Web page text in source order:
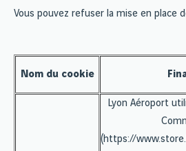
Vous pouvez refuser la mise en place
Nom du cookie
Lyon Aéroport
(https://